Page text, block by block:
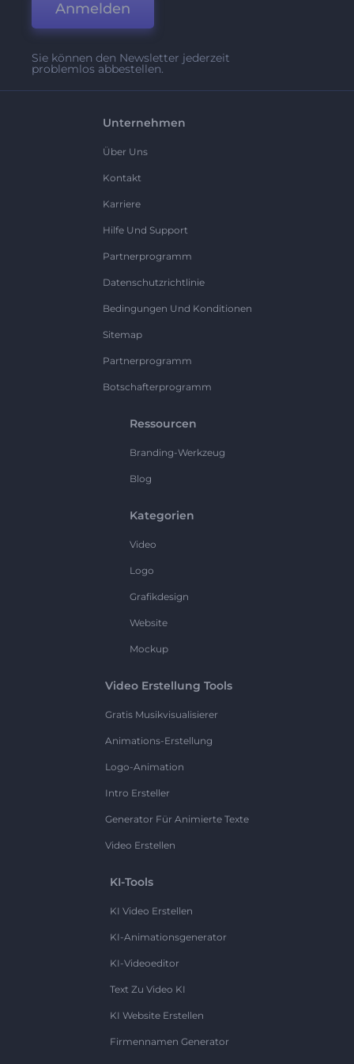
Anmelden
Sie können den Newsletter jederzeit
problemlos abbestellen.
Unternehmen
Über Uns
Kontakt
Karriere
Hilfe Und Support
Partnerprogramm
Datenschutzrichtlinie
Bedingungen Und Konditionen
Sitemap
Partnerprogramm
Botschafterprogramm
Ressourcen
Branding-Werkzeug
Blog
Kategorien
Video
Logo
Grafikdesign
Website
Mockup
Video Erstellung Tools
Gratis Musikvisualisierer
Animations-Erstellung
Logo-Animation
Intro Ersteller
Generator Für Animierte Texte
Video Erstellen
KI-Tools
KI Video Erstellen
KI-Animationsgenerator
KI-Videoeditor
Text Zu Video KI
KI Website Erstellen
Firmennamen Generator